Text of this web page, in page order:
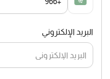
البريد الإلكتروني